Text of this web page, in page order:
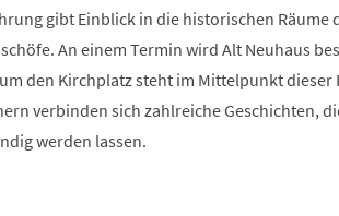
gibt Einblick in die historischen Räume
An einem Termin wird Alt Neuhaus
den Kirchplatz steht im Mittelpunkt dieser
verbinden sich zahlreiche Geschichten,
werden lassen.